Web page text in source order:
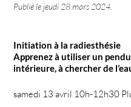
Publié le jeudi 28 mars 2024
Initiation à la radiesthésie
Apprenez à utiliser un
intérieure, à chercher de
samedi 13 avril 10h-12h30